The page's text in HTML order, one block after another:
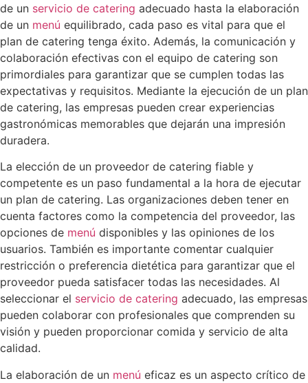
de un servicio de catering adecuado hasta la elaboración
de un menú equilibrado, cada paso es vital para que el
plan de catering tenga éxito. Además, la comunicación y
colaboración efectivas con el equipo de catering son
primordiales para garantizar que se cumplen todas las
expectativas y requisitos. Mediante la ejecución de un plan
de catering, las empresas pueden crear experiencias
gastronómicas memorables que dejarán una impresión
duradera.
La elección de un proveedor de catering fiable y
competente es un paso fundamental a la hora de ejecutar
un plan de catering. Las organizaciones deben tener en
cuenta factores como la competencia del proveedor, las
opciones de menú disponibles y las opiniones de los
usuarios. También es importante comentar cualquier
restricción o preferencia dietética para garantizar que el
proveedor pueda satisfacer todas las necesidades. Al
seleccionar el servicio de catering adecuado, las empresas
pueden colaborar con profesionales que comprenden su
visión y pueden proporcionar comida y servicio de alta
calidad.
La elaboración de un menú eficaz es un aspecto crítico de